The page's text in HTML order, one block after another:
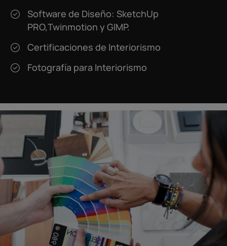
Software de Diseño: SketchUp
PRO,Twinmotion y GIMP.
Certificaciones de Interiorismo
Fotografía para Interiorismo